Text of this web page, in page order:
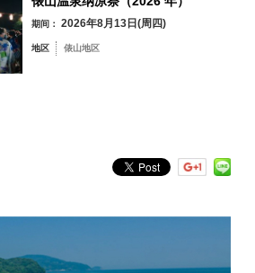
期间： 2026年8月13日(周四)
地区 俵山地区